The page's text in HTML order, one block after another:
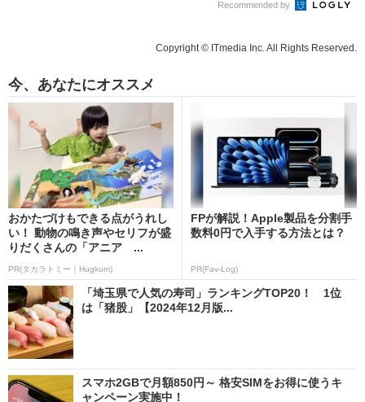
Recommended by
Copyright © ITmedia Inc. All Rights Reserved.
今、あなたにオススメ
おかたづけもできる点がうれし
い！ 動物の鳴き声やセリフが盛
りだくさんの「アニア ...
PR(タカラトミー｜Hugkum)
FPが解説！Apple製品を分割手
数料0円で入手する方法とは？
PR(Fav-Log)
「埼玉県で人気の寿司」ランキングTOP20！ 1位
は「猪股」【2024年12月版...
スマホ2GBで月額850円～ 格安SIMをお得に使うキ
ャンペーン実施中！